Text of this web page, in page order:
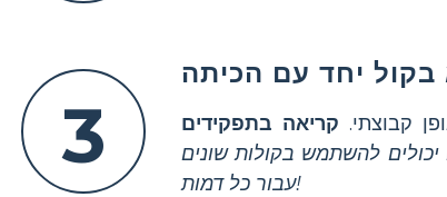
3
יחד עם הכיתה
קבוצתי. קריאה בתפקידים
להשתמש בקולות שונים
עבור כל דמות!